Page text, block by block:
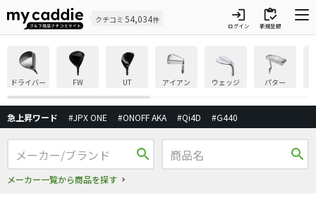
クチコミ 54,034件 login
ログイン
inventory
新規登録
ドライバー FW UT アイアン ウェッジ パター
急上昇ワード #JPX ONE #ONOFF AKA #Qi4D #G440
search
メーカー一覧から商品を探す
search